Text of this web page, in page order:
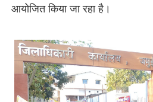
आयोजित किया जा रहा है।